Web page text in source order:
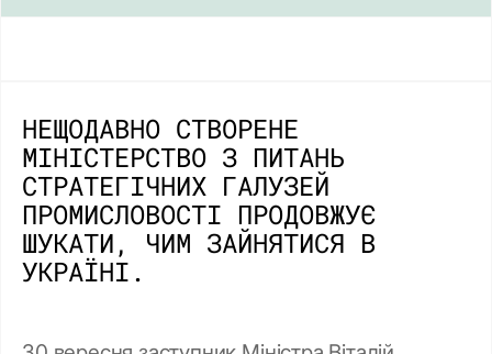
НЕЩОДАВНО СТВОРЕНЕ
МІНІСТЕРСТВО З ПИТАНЬ
СТРАТЕГІЧНИХ ГАЛУЗЕЙ
ПРОМИСЛОВОСТІ ПРОДОВЖУЄ
ШУКАТИ, ЧИМ ЗАЙНЯТИСЯ В
УКРАЇНІ.